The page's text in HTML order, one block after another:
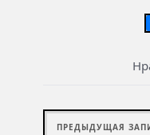
ПРЕДЫДУЩАЯ